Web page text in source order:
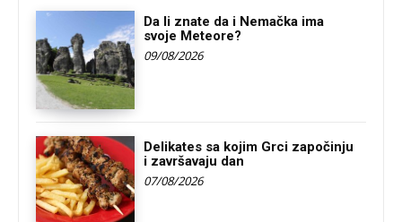
Da li znate da i Nemačka ima
svoje Meteore?
09/08/2026
Delikates sa kojim Grci započinju
i završavaju dan
07/08/2026